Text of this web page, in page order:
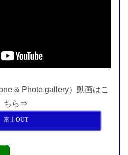
& Photo gallery）動画はこ
ちら⇒
富士OUT